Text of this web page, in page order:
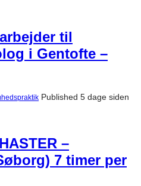
til
i Gentofte –
Published 5 dage siden
–
7 timer per